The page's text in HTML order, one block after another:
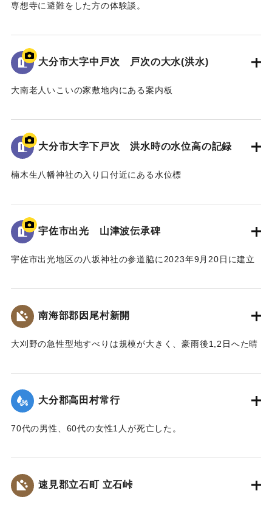
専想寺に避難をした方の体験談。
流されてきた家が境内のムクノキに引っかかった。
翌日の昼頃には水が引いていた。
大分市大字中戸次 戸次の大水(洪水)
大南老人いこいの家敷地内にある案内板
の詳細が示されている。水位は現在の地面より2.2ｍ。
倒壊家屋30戸、死者11名を出す大惨事であった。
地域住民の交流の場に設置されており、過去の災害について
【出典：案内板】
｜固有コード:
大分市大字下戸次 洪水時の水位高の記録
楠木生八幡神社の入り口付近にある水位標
録されている。水位は標高14.307ｍに到達した。
併せて昭和20年9月台風第16号、昭和36年10月の大雨によっ
て発生した洪水の水位高も記録されている。
[学生CERDの感想]
の甚大さが伺えた。
｜固有コード:00481077
宇佐市出光 山津波伝承碑
宇佐市出光地区の八坂神社の参道脇に2023年9月20日に建立
1943（昭和18）年9月20日に発生した大規模な土石流によ
り、八坂神社周辺の集落が被害を受けた。
災害発生当時の新聞には死者27人と記載されているが、近く
また、八坂神社の本殿は土石流により流失したが、石碑のそ
【碑文】
昭和一八年（一九四三年）大分県下を襲った台風二十六号
は、九月二十日、宇佐市の旧北馬城村出光地区に「山津波」
たらしただけでなく、多くの家屋をのみ込み、二十九人もの
尊い命を奪いました。
太平洋戦争中だったこともあり、新聞にも大きくは取り扱
南海部郡因尾村新開
大刈野の急性型地すべりは規模が大きく、豪雨後1,2日へた晴
り、500m上流の新開部落の小学校校舎を浮上し、2.5～3Km
上流に逆流させ、樫ノ峯部落の下流1Kmのところでとまっ
た。天然ダムはその後きれて下流に大水害を与えている。奥
戸主はいまもなお行方不明である。
【出典：日本の国土 : 自然と開発 下（小出博,東京大学出版
｜固有コード:
大分郡高田村常行
70代の男性、60代の女性1人が死亡した。
｜固有コード:00481071
速見郡立石町 立石峠